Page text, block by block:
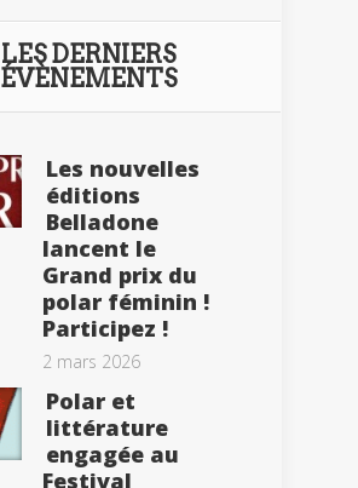
LES DERNIERS
ÉVÈNEMENTS
Les nouvelles
éditions
Belladone
lancent le
Grand prix du
polar féminin !
Participez !
2 mars 2026
Polar et
littérature
engagée au
Festival